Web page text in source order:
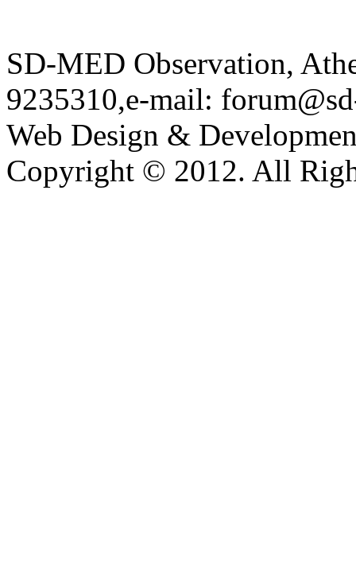
SD-MED Observation,
9235310,e-mail:
Web Design &
Copyright © 2012. All